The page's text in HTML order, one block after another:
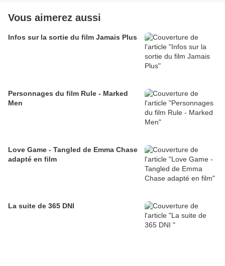
Vous aimerez aussi
Infos sur la sortie du film Jamais Plus
Personnages du film Rule - Marked
Men
Love Game - Tangled de Emma Chase
adapté en film
La suite de 365 DNI